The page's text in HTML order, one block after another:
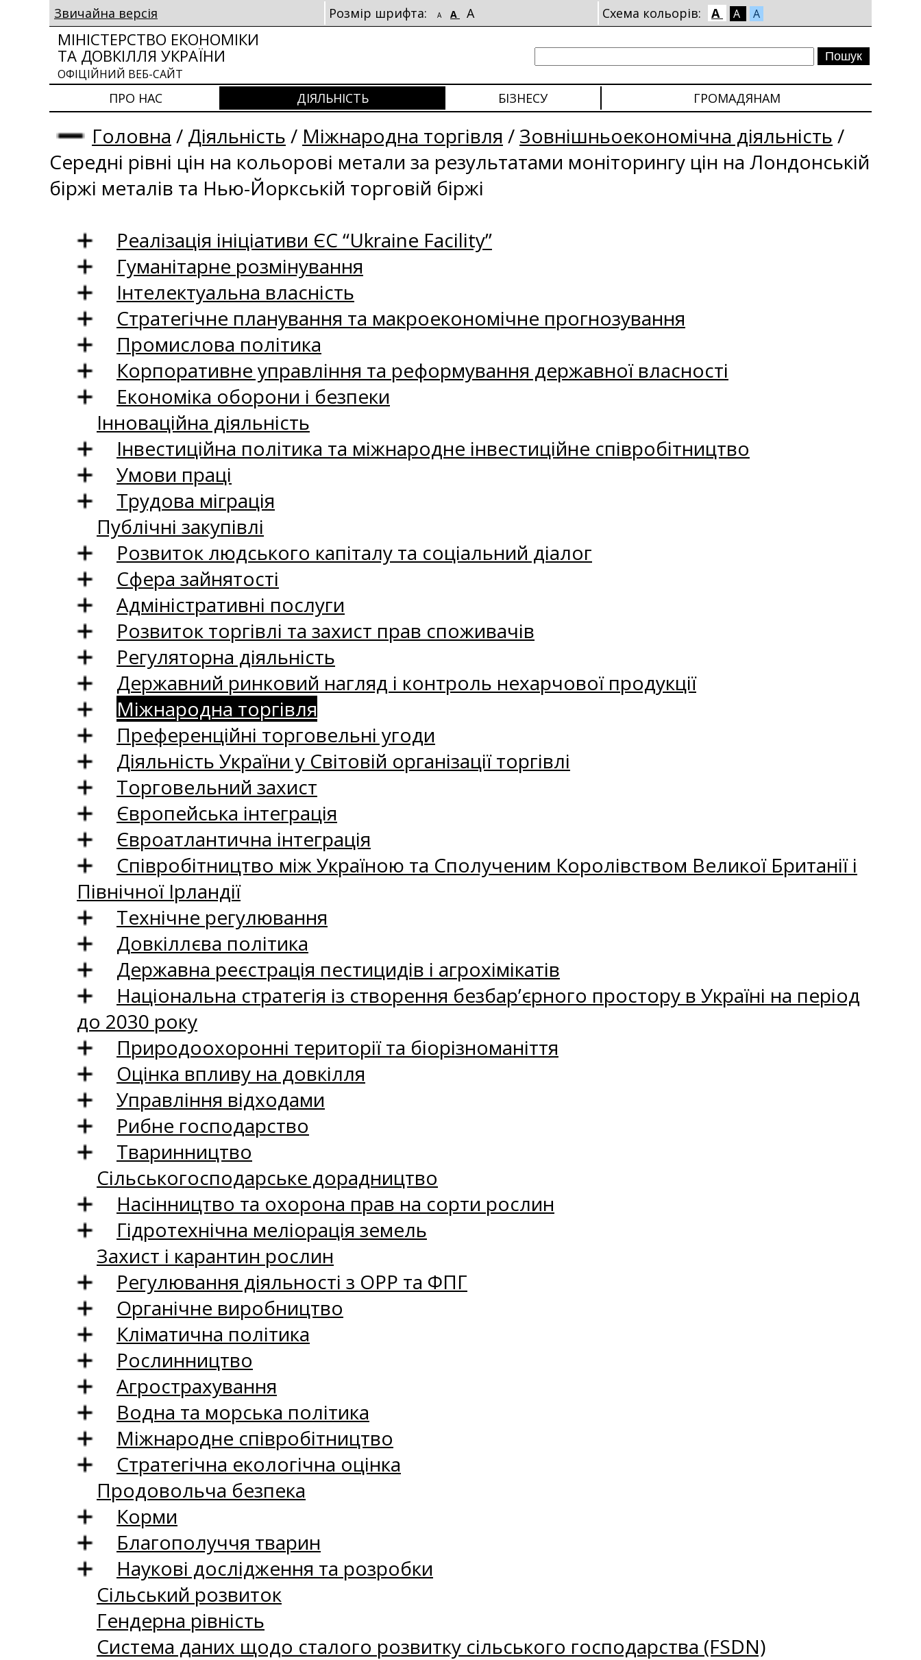
Звичайна версія Розмір шрифта: A A A Схема кольорів: A A A
МІНІСТЕРСТВО ЕКОНОМІКИ
ТА ДОВКІЛЛЯ УКРАЇНИ
ОФІЦІЙНИЙ ВЕБ-САЙТ
ПРО НАС ДІЯЛЬНІСТЬ БІЗНЕСУ ГРОМАДЯНАМ
Головна / Діяльність / Міжнародна торгівля / Зовнішньоекономічна діяльність /
Середні рівні цін на кольорові метали за результатами моніторингу цін на Лондонській
біржі металів та Нью-Йоркській торговій біржі
Реалізація ініціативи ЄС “Ukraine Facility”
Гуманітарне розмінування
Інтелектуальна власність
Стратегічне планування та макроекономічне прогнозування
Промислова політика
Корпоративне управління та реформування державної власності
Економіка оборони і безпеки
Інноваційна діяльність
Інвестиційна політика та міжнародне інвестиційне співробітництво
Умови праці
Трудова міграція
Публічні закупівлі
Розвиток людського капіталу та соціальний діалог
Сфера зайнятості
Адміністративні послуги
Розвиток торгівлі та захист прав споживачів
Регуляторна діяльність
Державний ринковий нагляд і контроль нехарчової продукції
Міжнародна торгівля
Преференційні торговельні угоди
Діяльність України у Світовій організації торгівлі
Торговельний захист
Європейська інтеграція
Євроатлантична інтеграція
Співробітництво між Україною та Сполученим Королівством Великої Британії і
Північної Ірландії
Технічне регулювання
Довкіллєва політика
Державна реєстрація пестицидів і агрохімікатів
Національна стратегія із створення безбар’єрного простору в Україні на період
до 2030 року
Природоохоронні території та біорізноманіття
Оцінка впливу на довкілля
Управління відходами
Рибне господарство
Тваринництво
Сільськогосподарське дорадництво
Насінництво та охорона прав на сорти рослин
Гідротехнічна меліорація земель
Захист і карантин рослин
Регулювання діяльності з ОРР та ФПГ
Органічне виробництво
Кліматична політика
Рослинництво
Агрострахування
Водна та морська політика
Міжнародне співробітництво
Стратегічна екологічна оцінка
Продовольча безпека
Корми
Благополуччя тварин
Наукові дослідження та розробки
Сільський розвиток
Гендерна рівність
Система даних щодо сталого розвитку сільського господарства (FSDN)